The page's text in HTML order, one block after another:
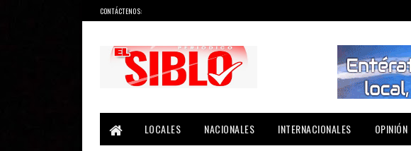
CONTÁCTENOS:
LOCALES
NACIONALES INTERNACIONALES OPINIÓN